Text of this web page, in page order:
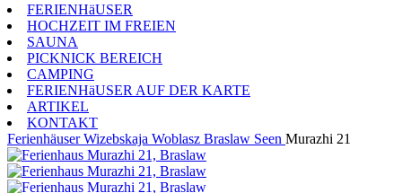
FERIENHäUSER
HOCHZEIT IM FREIEN
SAUNA
PICKNICK BEREICH
CAMPING
FERIENHäUSER AUF DER KARTE
ARTIKEL
KONTAKT
Ferienhäuser Wizebskaja Woblasz Braslaw Seen Murazhi 21